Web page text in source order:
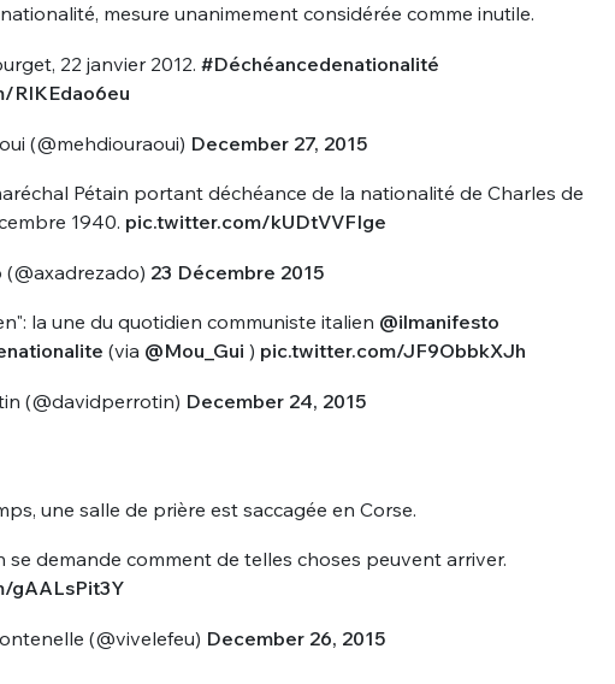
mesure unanimement considérée comme inutile.
22 janvier 2012. #Déchéancedenationalité
RlKEdao6eu
(@mehdiouraoui) December 27, 2015
Pétain portant déchéance de la nationalité de Charles de
1940. pic.twitter.com/kUDtVVFIge
23 Décembre 2015
la une du quotidien communiste italien @ilmanifesto
(via @Mou_Gui ) pic.twitter.com/JF9ObbkXJh
(@davidperrotin) December 24, 2015
une salle de prière est saccagée en Corse.
se demande comment de telles choses peuvent arriver.
gAALsPit3Y
(@vivelefeu) December 26, 2015
PSEUDO
vous proposer ?